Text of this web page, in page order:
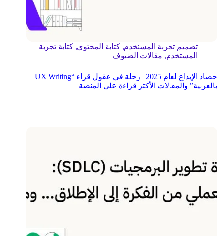
تصميم تجربة المستخدم, كتابة المحتوى, كتابة تجربة
المستخدم, مقالات الضيوف
حصاد الإبداع لعام 2025 | رحلة في عقول قراء “UX Writing
بالعربية” والمقالات الأكثر قراءة على المنصة